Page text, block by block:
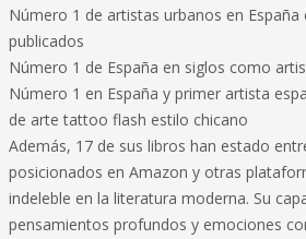
Número 1 de artistas urbanos en España
publicados
Número 1 de España en siglos como
Número 1 en España y primer artista
de arte tattoo flash estilo chicano
Además, 17 de sus libros han estado
posicionados en Amazon y otras
indeleble en la literatura moderna. Su
pensamientos profundos y emociones